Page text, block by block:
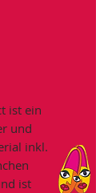
ist ein
und
inkl.
ist